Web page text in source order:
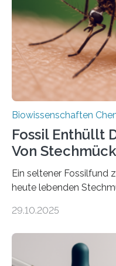
Süßwasseralge
dieser Gruppe bilden
mit scheibenförmiger
nächsten…
Biowissenschaften
Fossil Enthüllt
Von
Ein seltener Fossilfund
heute lebenden
Forschende die bisher
Region Kachin in
ausgezeichnetem
29.10.2025